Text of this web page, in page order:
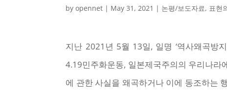
byopennet | May 31, 2021 | 논평/보도자료, 표현
지난 2021년 5월 13일, 일명 ‘역사왜곡방지
4.19민주화운동, 일본제국주의의 우리나라
에 관한 사실을 왜곡하거나 이에 동조하는